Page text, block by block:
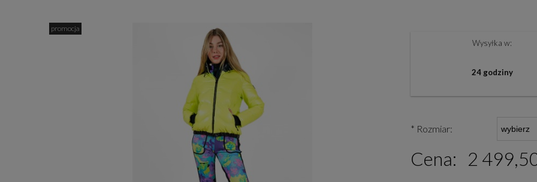
promocja
Wysyłka w:
24 godziny
* Rozmiar:
Cena: 2